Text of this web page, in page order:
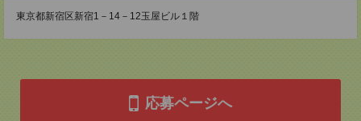
東京都新宿区新宿1－14－12玉屋ビル１階
応募ページへ